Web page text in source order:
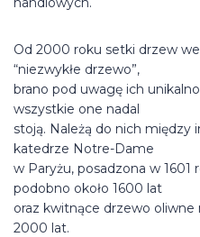
Od 2000 roku setki drzew
“niezwykłe drzewo”,
brano pod uwagę ich
wszystkie one nadal
stoją. Należą do nich między
katedrze Notre-Dame
w Paryżu, posadzona w
podobno około 1600 lat
oraz kwitnące drzewo oliwne
2000 lat.